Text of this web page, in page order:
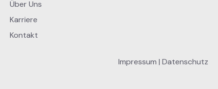
Über Uns
Karriere
Kontakt
Impressum | Datenschutz